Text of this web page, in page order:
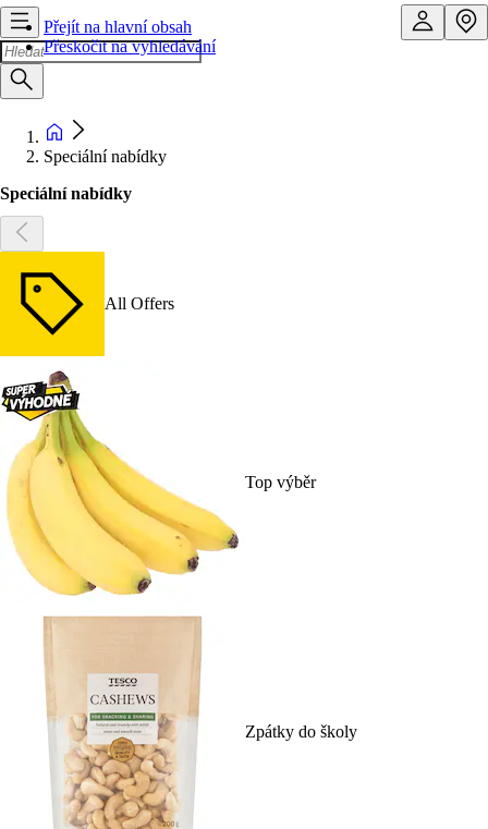
Přejít na hlavní obsah
Přeskočit na vyhledávání
Speciální nabídky
Speciální nabídky
All Offers
Top výběr
Zpátky do školy